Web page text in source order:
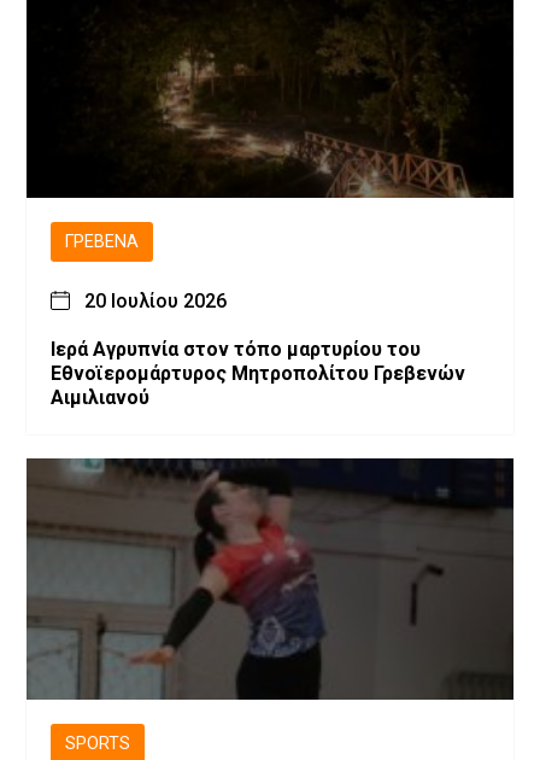
ΓΡΕΒΕΝΆ
20 Ιουλίου 2026
Ιερά Αγρυπνία στον τόπο μαρτυρίου του
Εθνοϊερομάρτυρος Μητροπολίτου Γρεβενών
Αιμιλιανού
SPORTS